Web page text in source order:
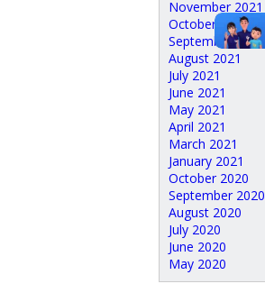
November 2021
October 2021
September 2021
August 2021
July 2021
June 2021
May 2021
April 2021
March 2021
January 2021
October 2020
September 2020
August 2020
July 2020
June 2020
May 2020